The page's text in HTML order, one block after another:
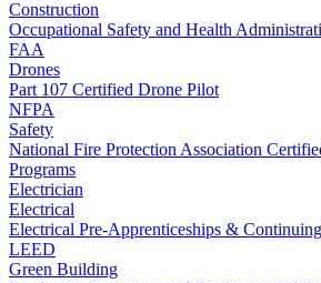
Construction
Occupational Safety and Health
FAA
Drones
Part 107 Certified Drone Pilot
NFPA
Safety
National Fire Protection Association
Programs
Electrician
Electrical
Electrical Pre-Apprenticeships &
LEED
Green Building